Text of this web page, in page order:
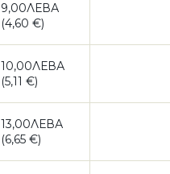
9,00ЛЕВА
(4,60 €)
10,00ЛЕВА
(5,11 €)
13,00ЛЕВА
(6,65 €)